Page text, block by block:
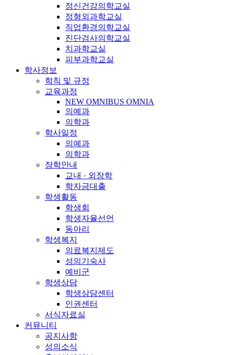
정신건강의학교실
정형외과학교실
직업환경의학교실
진단검사의학교실
치과학교실
피부과학교실
학사정보
학칙 및 규정
교육과정
NEW OMNIBUS OMNIA
의예과
의학과
학사일정
의예과
의학과
장학안내
교내 · 외장학
학자금대출
학생활동
학생회
학생자율선언
동아리
학생복지
의료복지제도
성의기숙사
예비군
학생상담
학생상담센터
인권센터
서식자료실
커뮤니티
공지사항
성의소식